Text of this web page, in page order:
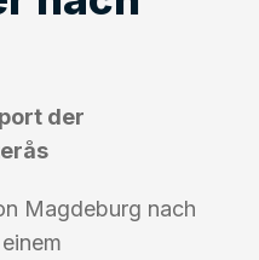
der
Magdeburg nach